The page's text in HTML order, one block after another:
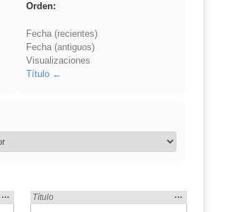
Orden:
Fecha (recientes)
Fecha (antiguos)
Visualizaciones
Título
Mostrar
la
… Encontrado «islamismo» en:
Título
Mostrar
la
…